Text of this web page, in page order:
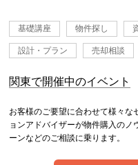
基礎講座 物件探し
設計・プラン 売却相談
関東で開催中のイベント
お客様のご要望に合わせて様々な
ョンアドバイザーが物件購入の
ーンなどのご相談に乗ります。